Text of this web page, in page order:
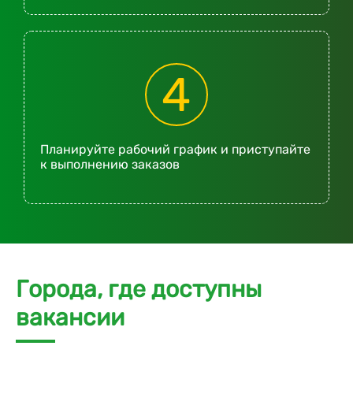
4
Планируйте рабочий график и приступайте
к выполнению заказов
Города, где доступны
вакансии